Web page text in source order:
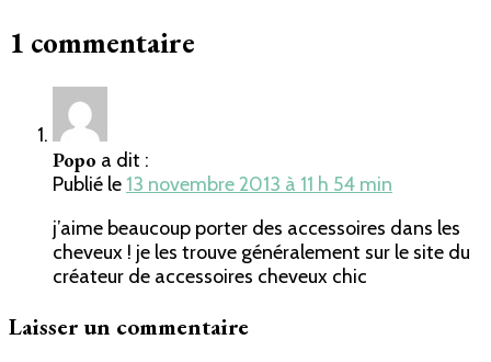
1 commentaire
Popo a dit :
Publié le 13 novembre 2013 à 11 h 54 min
j’aime beaucoup porter des accessoires dans les
cheveux ! je les trouve généralement sur le site du
créateur de accessoires cheveux chic
Laisser un commentaire